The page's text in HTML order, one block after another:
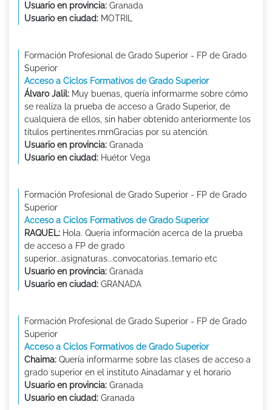
Usuario en provincia: Granada
Usuario en ciudad: MOTRIL
Formación Profesional de Grado Superior - FP de Grado
Superior
Acceso a Ciclos Formativos de Grado Superior
Álvaro Jalil: Muy buenas, quería informarme sobre cómo
se realiza la prueba de acceso a Grado Superior, de
cualquiera de ellos, sin haber obtenido anteriormente los
títulos pertinentes.rnrnGracias por su atención.
Usuario en provincia: Granada
Usuario en ciudad: Huétor Vega
Formación Profesional de Grado Superior - FP de Grado
Superior
Acceso a Ciclos Formativos de Grado Superior
RAQUEL: Hola. Queria información acerca de la prueba
de acceso a FP de grado
superior...asignaturas...convocatorias..temario etc
Usuario en provincia: Granada
Usuario en ciudad: GRANADA
Formación Profesional de Grado Superior - FP de Grado
Superior
Acceso a Ciclos Formativos de Grado Superior
Chaima: Quería informarme sobre las clases de acceso a
grado superior en el instituto Ainadamar y el horario
Usuario en provincia: Granada
Usuario en ciudad: Granada